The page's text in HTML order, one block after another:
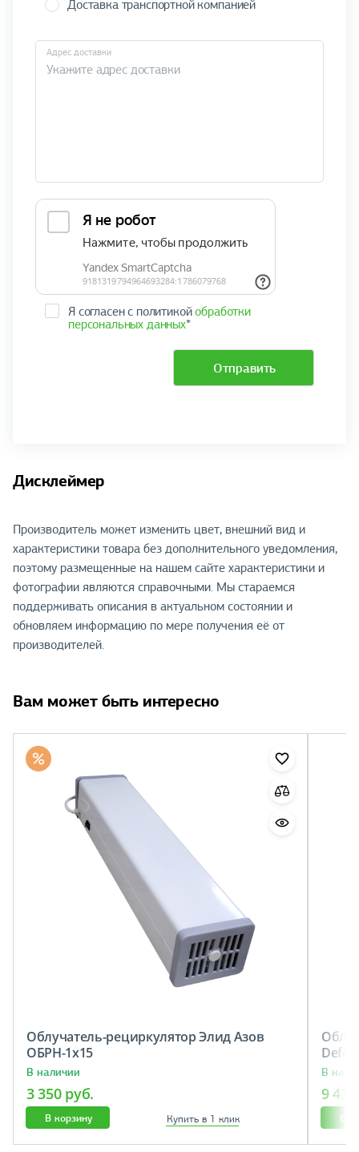
Доставка транспортной компанией
Адрес доставки
Я согласен с политикойобработки
персональных данных*
Отправить
Дисклеймер
Производитель может изменить цвет, внешний вид и
характеристики товара без дополнительного уведомления,
поэтому размещенные на нашем сайте характеристики и
фотографии являются справочными. Мы стараемся
поддерживать описания в актуальном состоянии и
обновляем информацию по мере получения её от
производителей.
Вам может быть интересно
Облучатель-рециркулятор Элид Азов
ОБРН-1х15
В наличии
3 350 руб.
В корзину Купить в 1 клик
В
9
В